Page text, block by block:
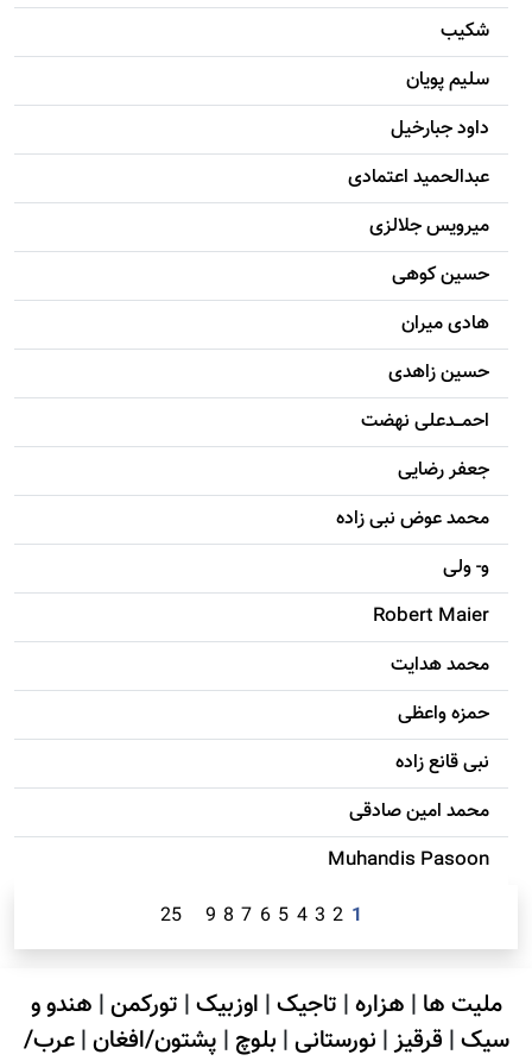
شکيب
سليم پویان
داود جبارخیل
عبدالحمید اعتمادی
میرویس جلالزی
حسين کوهی
هادی ميران
حسين زاهدی
احمـــدعلی نهضت
جعفر رضایی
محمد عوض نبی زاده
و- ولی
Robert Maier
محمد هدایت
حمزه واعظی
نبی قانع زاده
محمد امين صادقی
Muhandis Pasoon
1
2
3
4
5
6
7
8
9
25
ملیت ها | هزاره| تاجیک| اوزبیک| تورکمن| هندو و
سیک| قرقیز| نورستانی| بلوچ | پشتون/افغان|عرب/